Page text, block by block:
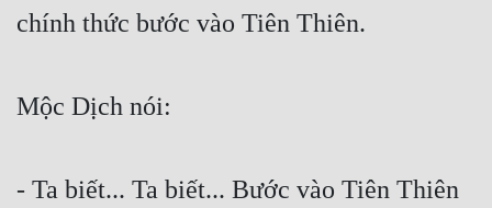
chính thức bước vào Tiên Thiên.
Mộc Dịch nói:
- Ta biết... Ta biết... Bước vào Tiên Thiên